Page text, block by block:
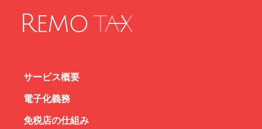
サービス概要
電子化義務
免税店の仕組み